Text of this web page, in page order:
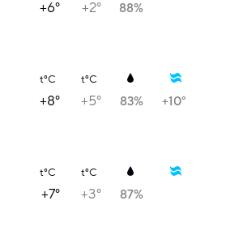
+6° +2° 88%
t°C t°C
+8° +5° 83% +10°
t°C t°C
+7° +3° 87%